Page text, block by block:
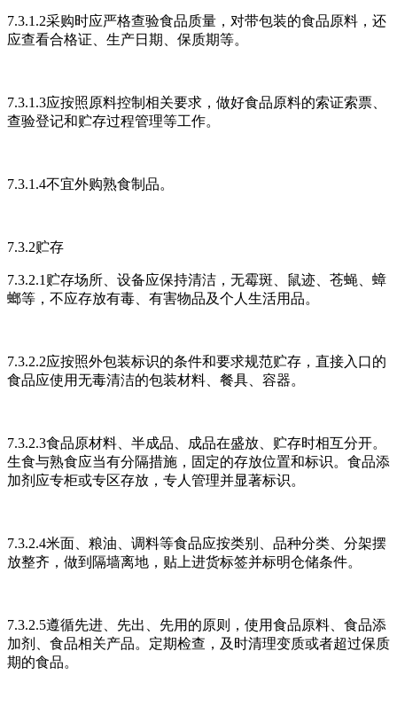
7.3.1.2采购时应严格查验食品质量，对带包装的食品原料，还
应查看合格证、生产日期、保质期等。
7.3.1.3应按照原料控制相关要求，做好食品原料的索证索票、
查验登记和贮存过程管理等工作。
7.3.1.4不宜外购熟食制品。
7.3.2贮存
7.3.2.1贮存场所、设备应保持清洁，无霉斑、鼠迹、苍蝇、蟑
螂等，不应存放有毒、有害物品及个人生活用品。
7.3.2.2应按照外包装标识的条件和要求规范贮存，直接入口的
食品应使用无毒清洁的包装材料、餐具、容器。
7.3.2.3食品原材料、半成品、成品在盛放、贮存时相互分开。
生食与熟食应当有分隔措施，固定的存放位置和标识。食品添
加剂应专柜或专区存放，专人管理并显著标识。
7.3.2.4米面、粮油、调料等食品应按类别、品种分类、分架摆
放整齐，做到隔墙离地，贴上进货标签并标明仓储条件。
7.3.2.5遵循先进、先出、先用的原则，使用食品原料、食品添
加剂、食品相关产品。定期检查，及时清理变质或者超过保质
期的食品。